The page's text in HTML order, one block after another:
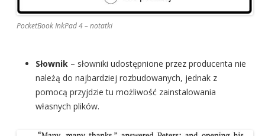
PocketBook InkPad 4 – notatki
Słownik – słowniki udostępnione przez producenta nie
należą do najbardziej rozbudowanych, jednak z
pomocą przyjdzie tu możliwość zainstalowania
własnych plików.